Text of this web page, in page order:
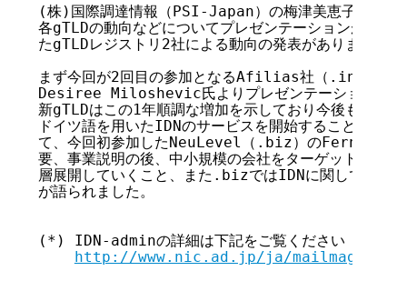
(株)国際調達情報（PSI-Japan）の梅津美恵子氏より
各gTLDの動向などについてプレゼンテーションがあり
たgTLDレジストリ2社による動向の発表がありました。
まず今回が2回目の参加となるAfilias社（.info）
Desiree Miloshevic氏よりプレゼンテーションが
新gTLDはこの1年順調な増加を示しており今後も登録
ドイツ語を用いたIDNのサービスを開始すること等の紹
て、今回初参加したNeuLevel（.biz）のFernando
要、事業説明の後、中小規模の会社をターゲットとし
層展開していくこと、また.bizではIDNに関して慎重
が語られました。
(*) IDN-adminの詳細は下記をご覧ください
http://www.nic.ad.jp/ja/mailmagazine/